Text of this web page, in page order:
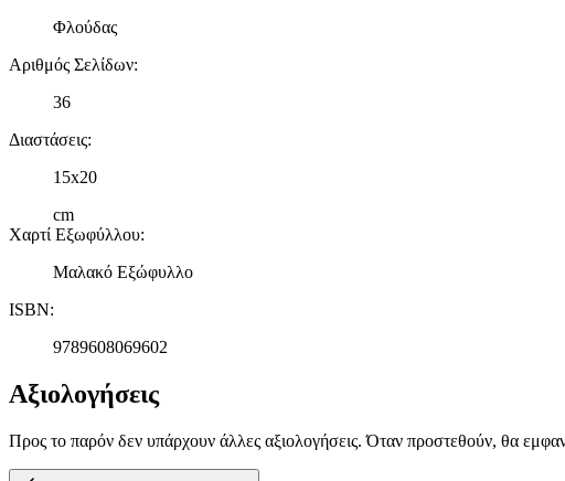
Φλούδας
Αριθμός Σελίδων:
36
Διαστάσεις:
15x20
cm
Χαρτί Εξωφύλλου:
Μαλακό Εξώφυλλο
ISBN:
9789608069602
Αξιολογήσεις
Προς το παρόν δεν υπάρχουν άλλες αξιολογήσεις. Όταν προστεθούν, θα